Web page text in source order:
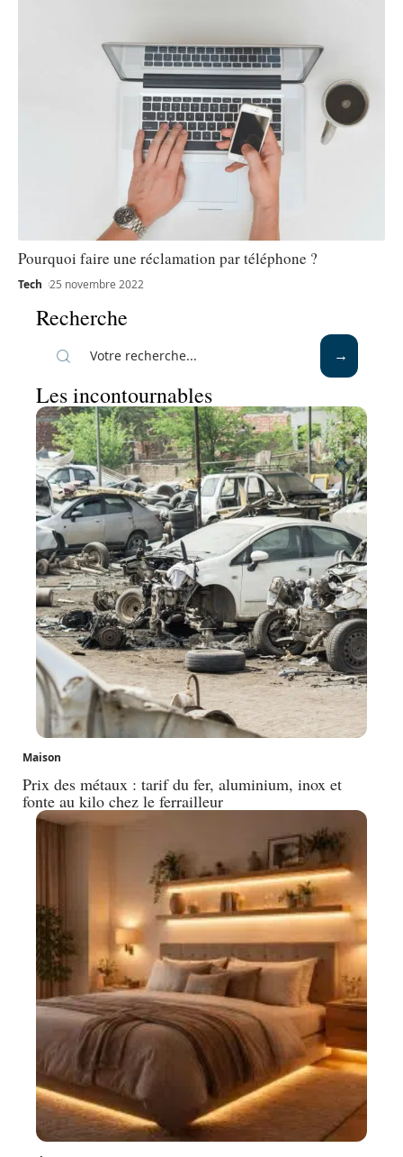
Pourquoi faire une réclamation par téléphone ?
Tech 25 novembre 2022
Recherche
Les incontournables
Maison
Prix des métaux : tarif du fer, aluminium, inox et
fonte au kilo chez le ferrailleur